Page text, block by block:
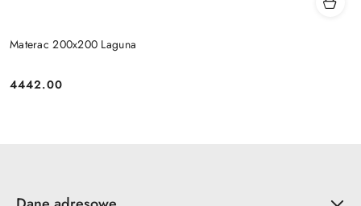
Materac 200x200 Laguna
Cena:
4442.00